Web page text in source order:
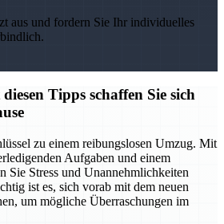
aus und fordern Sie Ihr individuelles
Tipps schaffen Sie sich
zu einem reibungslosen Umzug. Mit
Aufgaben und einem
Sie Stress und Unannehmlichkeiten
ist es, sich vorab mit dem neuen
um mögliche Überraschungen im